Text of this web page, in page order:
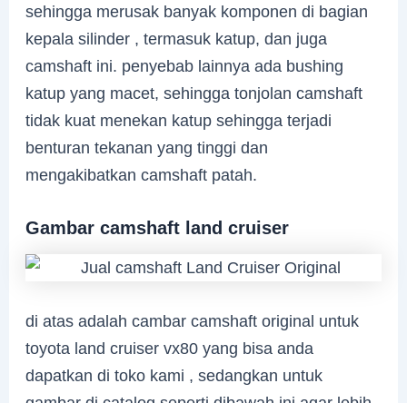
sehingga merusak banyak komponen di bagian
kepala silinder , termasuk katup, dan juga
camshaft ini. penyebab lainnya ada bushing
katup yang macet, sehingga tonjolan camshaft
tidak kuat menekan katup sehingga terjadi
benturan tekanan yang tinggi dan
mengakibatkan camshaft patah.
Gambar camshaft land cruiser
di atas adalah cambar camshaft original untuk
toyota land cruiser vx80 yang bisa anda
dapatkan di toko kami , sedangkan untuk